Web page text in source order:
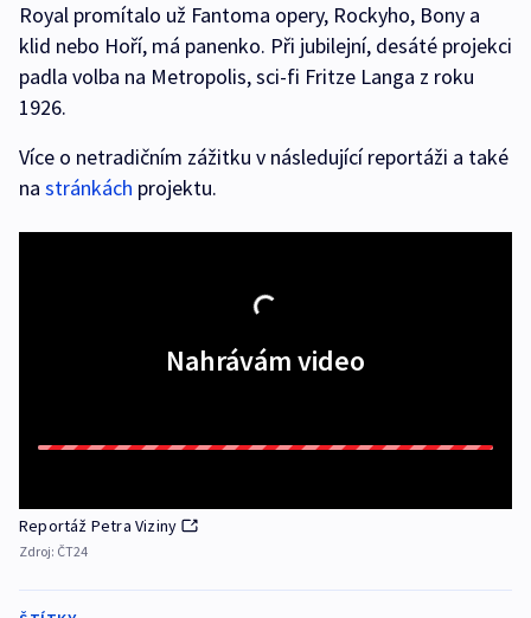
Royal promítalo už Fantoma opery, Rockyho, Bony a
klid nebo Hoří, má panenko. Při jubilejní, desáté projekci
padla volba na Metropolis, sci-fi Fritze Langa z roku
1926.
Více o netradičním zážitku v následující reportáži a také
na stránkách projektu.
Nahrávám video
Reportáž Petra Viziny
Zdroj: ČT24